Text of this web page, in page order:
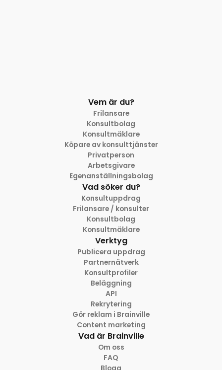
Vem är du?
Frilansare
Konsultbolag
Konsultmäklare
Köpare av konsulttjänster
Privatperson
Arbetsgivare
Egenanställningsbolag
Vad söker du?
Konsultuppdrag
Frilansare / konsulter
Konsultbolag
Konsultmäklare
Verktyg
Publicera uppdrag
Partnernätverk
Konsultprofiler
Beläggning
API
Rekrytering
Gör reklam i Brainville
Content marketing
Vad är Brainville
Om oss
FAQ
Blogg